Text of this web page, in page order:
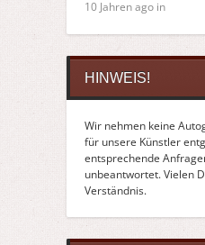
10 Jahren ago in
HINWEIS!
Wir nehmen keine
für unsere Künstler
entsprechende
unbeantwortet. Vielen
Verständnis.